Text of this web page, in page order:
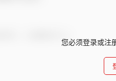
您必须登录或注